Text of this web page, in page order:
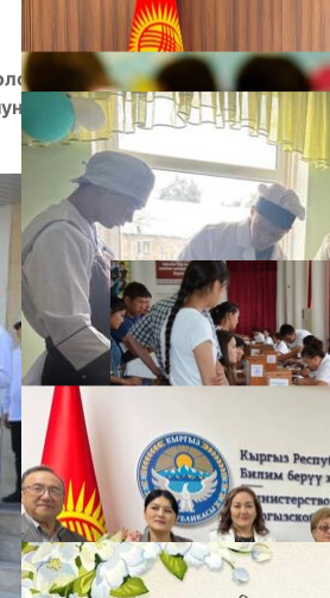
мектеп-лицейинде
президентинин ант